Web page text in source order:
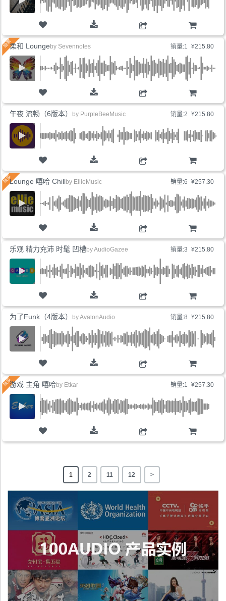
购物车
销量:1 ¥215.80
购物车
柔和 Lounge by Sevennotes
销量:2 ¥215.80
购物车
午夜 流畅（6版本） by PurpleBeeMusic
销量:6 ¥257.30
购物车
Lounge 嘻哈 Chillby EllieMusic
销量:3 ¥215.80
购物车
乐观 精力充沛 时髦 凹槽byAudioGazee
销量:8 ¥215.80
购物车
为了Funk（4版本） byAvalonAudio
销量:1 ¥257.30
购物车
游戏 主角 嘻哈by Etkar
1 2 11 12 >